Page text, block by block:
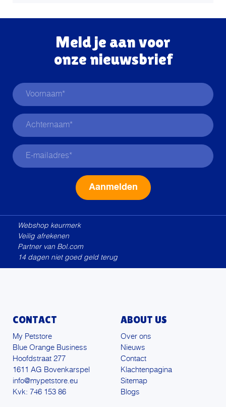
Meld je aan voor
onze nieuwsbrief
Webshop keurmerk
Veilig afrekenen
Partner van Bol.com
14 dagen niet goed geld terug
CONTACT
My Petstore
Blue Orange Business
Hoofdstraat 277
1611 AG Bovenkarspel
info@mypetstore.eu
Kvk: 746 153 86
ABOUT US
Over ons
Nieuws
Contact
Klachtenpagina
Sitemap
Blogs